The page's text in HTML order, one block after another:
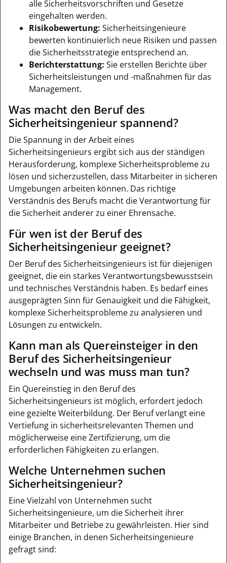
alle Sicherheitsvorschriften und Gesetze
eingehalten werden.
Risikobewertung: Sicherheitsingenieure
bewerten kontinuierlich neue Risiken und passen
die Sicherheitsstrategie entsprechend an.
Berichterstattung: Sie erstellen Berichte über
Sicherheitsleistungen und -maßnahmen für das
Management.
Was macht den Beruf des
Sicherheitsingenieur spannend?
Die Spannung in der Arbeit eines
Sicherheitsingenieurs ergibt sich aus der ständigen
Herausforderung, komplexe Sicherheitsprobleme zu
lösen und sicherzustellen, dass Mitarbeiter in sicheren
Umgebungen arbeiten können. Das richtige
Verständnis des Berufs macht die Verantwortung für
die Sicherheit anderer zu einer Ehrensache.
Für wen ist der Beruf des
Sicherheitsingenieur geeignet?
Der Beruf des Sicherheitsingenieurs ist für diejenigen
geeignet, die ein starkes Verantwortungsbewusstsein
und technisches Verständnis haben. Es bedarf eines
ausgeprägten Sinn für Genauigkeit und die Fähigkeit,
komplexe Sicherheitsprobleme zu analysieren und
Lösungen zu entwickeln.
Kann man als Quereinsteiger in den
Beruf des Sicherheitsingenieur
wechseln und was muss man tun?
Ein Quereinstieg in den Beruf des
Sicherheitsingenieurs ist möglich, erfordert jedoch
eine gezielte Weiterbildung. Der Beruf verlangt eine
Vertiefung in sicherheitsrelevanten Themen und
möglicherweise eine Zertifizierung, um die
erforderlichen Fähigkeiten zu erlangen.
Welche Unternehmen suchen
Sicherheitsingenieur?
Eine Vielzahl von Unternehmen sucht
Sicherheitsingenieure, um die Sicherheit ihrer
Mitarbeiter und Betriebe zu gewährleisten. Hier sind
einige Branchen, in denen Sicherheitsingenieure
gefragt sind: